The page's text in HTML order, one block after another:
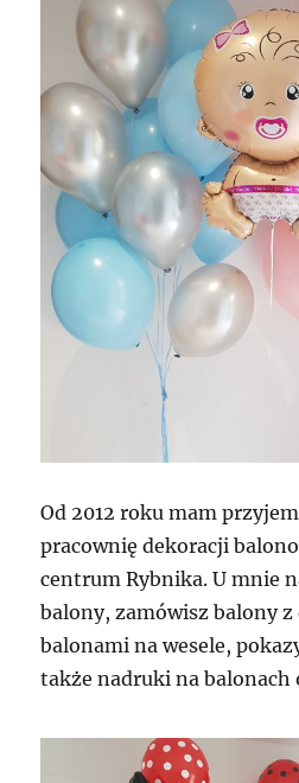
Od 2012 roku mam
pracownię dekoracji
centrum Rybnika. U mnie
balony, zamówisz balony z
balonami na wesele,
także nadruki na balonach